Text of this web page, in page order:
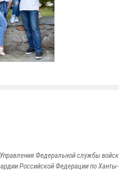
Федеральной службы войск
Российской Федерации по Ханты-